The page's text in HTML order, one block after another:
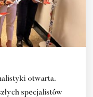
otwarta.
specjalistów